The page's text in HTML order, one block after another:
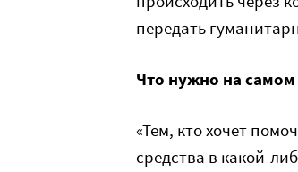
передать
Что нужно на самом
«Тем, кто хочет
средства в какой-